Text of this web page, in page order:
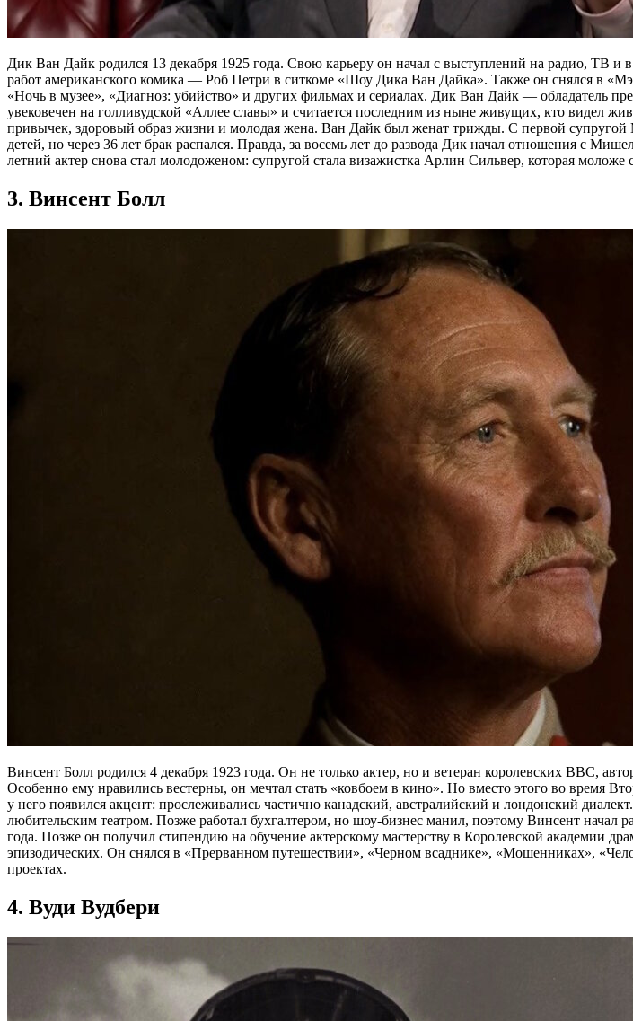
Дик Ван Дайк родился 13 декабря 1925 года. Свою карьеру он начал с выступлений на радио, ТВ
работ американского комика — Роб Петри в ситкоме «Шоу Дика Ван Дайка». Также он снялся в
«Ночь в музее», «Диагноз: убийство» и других фильмах и сериалах. Дик Ван Дайк — обладатель
увековечен на голливудской «Аллее славы» и считается последним из ныне живущих, кто видел
привычек, здоровый образ жизни и молодая жена. Ван Дайк был женат трижды. С первой
детей, но через 36 лет брак распался. Правда, за восемь лет до развода Дик начал отношения с
летний актер снова стал молодоженом: супругой стала визажистка Арлин Сильвер, которая
3. Винсент Болл
Винсент Болл родился 4 декабря 1923 года. Он не только актер, но и ветеран королевских ВВС,
Особенно ему нравились вестерны, он мечтал стать «ковбоем в кино». Но вместо этого во время
у него появился акцент: прослеживались частично канадский, австралийский и лондонский
любительским театром. Позже работал бухгалтером, но шоу-бизнес манил, поэтому Винсент начал
года. Позже он получил стипендию на обучение актерскому мастерству в Королевской академии
эпизодических. Он снялся в «Прерванном путешествии», «Черном всаднике», «Мошенниках»,
проектах.
4. Вуди Вудбери